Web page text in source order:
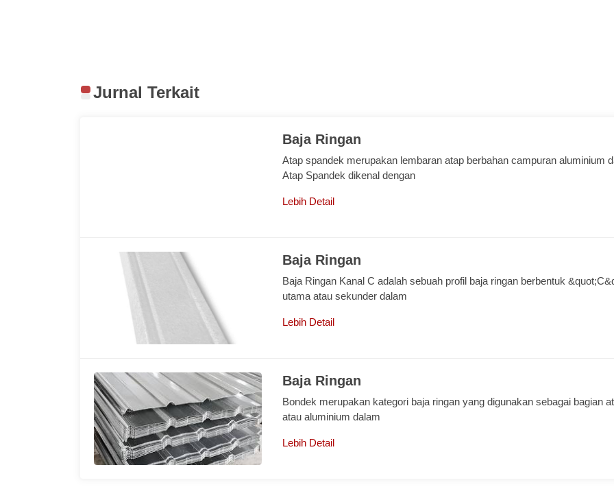
Jurnal Terkait
Baja Ringan
Atap spandek merupakan lembaran atap berbahan campuran aluminium
Atap Spandek dikenal dengan
Lebih Detail
Baja Ringan
Baja Ringan Kanal C adalah sebuah profil baja ringan berbentuk
utama atau sekunder dalam
Lebih Detail
Baja Ringan
Bondek merupakan kategori baja ringan yang digunakan sebagai bagian
atau aluminium dalam
Lebih Detail